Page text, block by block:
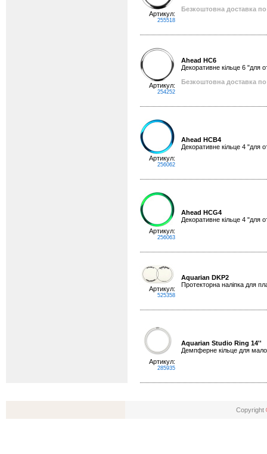
Артикул:
255518
Безкоштовна доставка по
Артикул:
254252
Ahead HC6
Декоративне кільце 6 "для
Безкоштовна доставка по
Артикул:
256062
Ahead HCB4
Декоративне кільце 4 "для
Артикул:
256063
Ahead HCG4
Декоративне кільце 4 "для
Артикул:
525358
Aquarian DKP2
Протекторна наліпка для
Артикул:
285935
Aquarian Studio Ring 14''
Демпферне кільце для
Copyright